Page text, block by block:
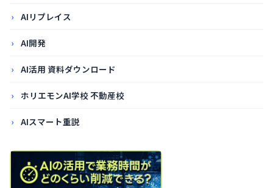
AIリプレイス
AI開発
AI活用 資料ダウンロード
ホリエモンAI学校 不動産校
AIスマート重説